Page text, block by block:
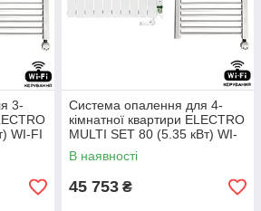
3-
WI-FI
Система опалення для 4-
кімнатної квартири ELECTRO
MULTI SET 80 (5.35 кВт) WI-
FI
В наявності
45 753 ₴